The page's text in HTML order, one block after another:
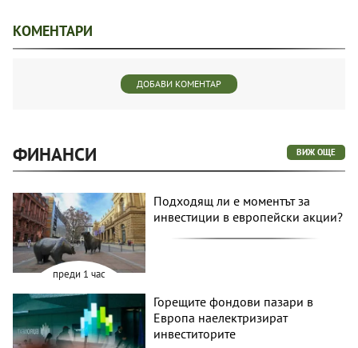
КОМЕНТАРИ
ДОБАВИ КОМЕНТАР
ФИНАНСИ ВИЖ ОЩЕ
преди 1 час
Подходящ ли е моментът за
инвестиции в европейски акции?
Горещите фондови пазари в
Европа наелектризират
инвеститорите